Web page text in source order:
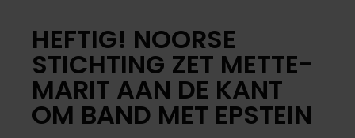
HEFTIG! NOORSE
STICHTING ZET METTE-
MARIT AAN DE KANT
OM BAND MET EPSTEIN